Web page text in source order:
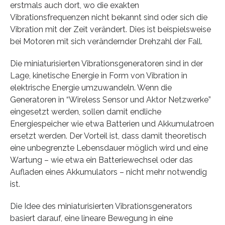
erstmals auch dort, wo die exakten
Vibrationsfrequenzen nicht bekannt sind oder sich die
Vibration mit der Zeit verändert. Dies ist beispielsweise
bei Motoren mit sich verändernder Drehzahl der Fall.
Die miniaturisierten Vibrationsgeneratoren sind in der
Lage, kinetische Energie in Form von Vibration in
elektrische Energie umzuwandeln. Wenn die
Generatoren in “Wireless Sensor und Aktor Netzwerke”
eingesetzt werden, sollen damit endliche
Energiespeicher wie etwa Batterien und Akkumulatroen
ersetzt werden. Der Vorteil ist, dass damit theoretisch
eine unbegrenzte Lebensdauer möglich wird und eine
Wartung – wie etwa ein Batteriewechsel oder das
Aufladen eines Akkumulators – nicht mehr notwendig
ist.
Die Idee des miniaturisierten Vibrationsgenerators
basiert darauf, eine lineare Bewegung in eine